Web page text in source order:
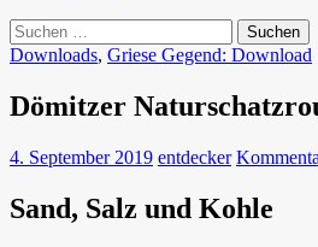
Suchen
nach:
Downloads, Griese Gegend: Download
Dömitzer
4. September 2019 entdecker
Sand, Salz und Kohle